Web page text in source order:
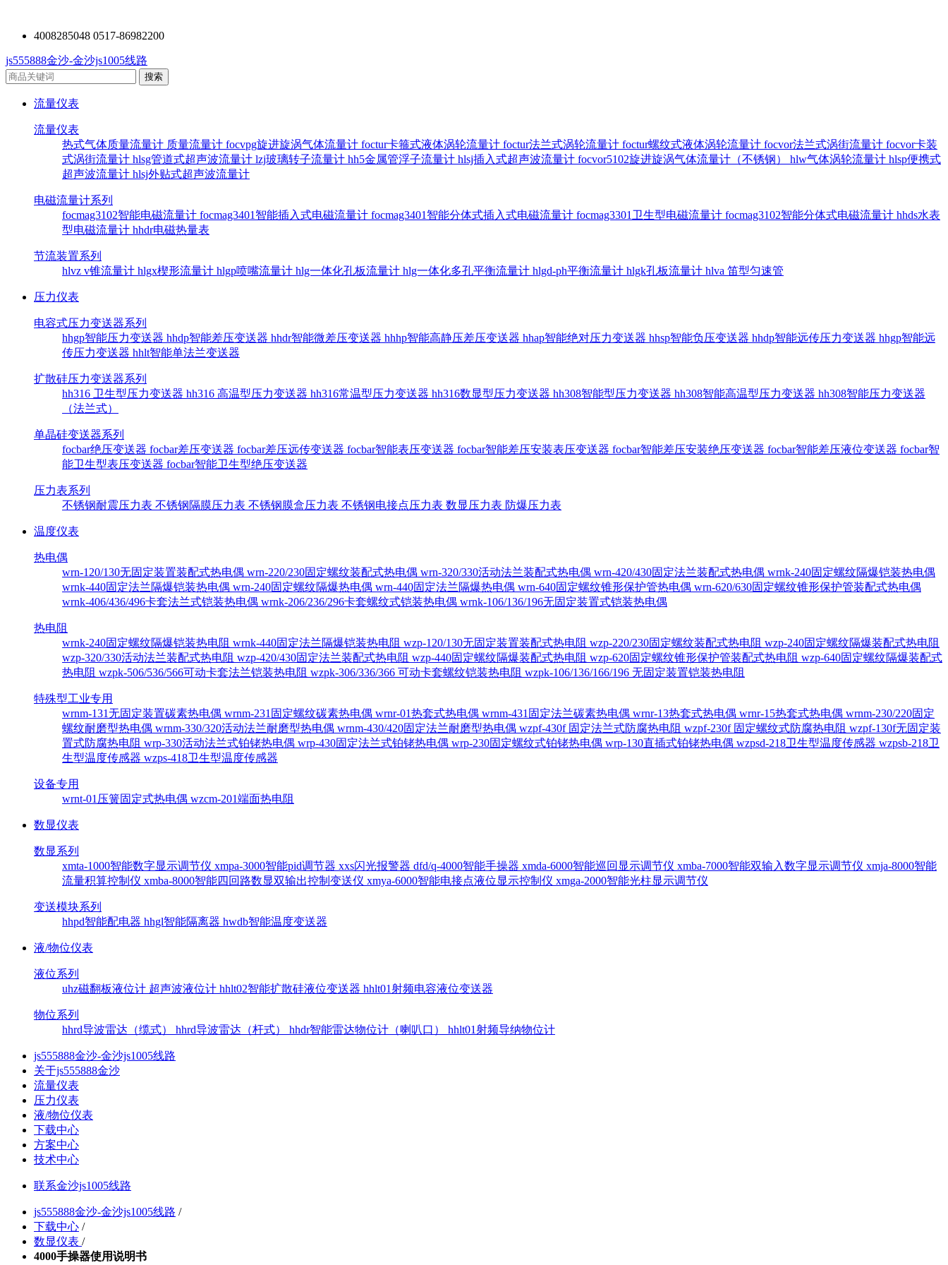
4008285048 0517-86982200
js555888金沙-金沙js1005线路
流量仪表
流量仪表
热式气体质量流量计 质量流量计 focvpg旋进旋涡气体流量计 foctur卡箍式液体涡轮流量计 foctur法兰式涡轮流量计 foctur螺纹式液体涡轮流量计 focvor法兰式涡街流量计 focvor卡装
式涡街流量计 hlsg管道式超声波流量计 lzj玻璃转子流量计 hh5金属管浮子流量计 hlsj插入式超声波流量计 focvor5102旋进旋涡气体流量计（不锈钢） hlw气体涡轮流量计 hlsp便携式
超声波流量计 hlsj外贴式超声波流量计
电磁流量计系列
focmag3102智能电磁流量计 focmag3401智能插入式电磁流量计 focmag3401智能分体式插入式电磁流量计 focmag3301卫生型电磁流量计 focmag3102智能分体式电磁流量计 hhds水表
型电磁流量计 hhdr电磁热量表
节流装置系列
hlvz v锥流量计 hlgx楔形流量计 hlgp喷嘴流量计 hlg一体化孔板流量计 hlg一体化多孔平衡流量计 hlgd-ph平衡流量计 hlgk孔板流量计 hlva 笛型匀速管
压力仪表
电容式压力变送器系列
hhgp智能压力变送器 hhdp智能差压变送器 hhdr智能微差压变送器 hhhp智能高静压差压变送器 hhap智能绝对压力变送器 hhsp智能负压变送器 hhdp智能远传压力变送器 hhgp智能远
传压力变送器 hhlt智能单法兰变送器
扩散硅压力变送器系列
hh316 卫生型压力变送器 hh316 高温型压力变送器 hh316常温型压力变送器 hh316数显型压力变送器 hh308智能型压力变送器 hh308智能高温型压力变送器 hh308智能压力变送器
（法兰式）
单晶硅变送器系列
focbar绝压变送器 focbar差压变送器 focbar差压远传变送器 focbar智能表压变送器 focbar智能差压安装表压变送器 focbar智能差压安装绝压变送器 focbar智能差压液位变送器 focbar智
能卫生型表压变送器 focbar智能卫生型绝压变送器
压力表系列
不锈钢耐震压力表 不锈钢隔膜压力表 不锈钢膜盒压力表 不锈钢电接点压力表 数显压力表 防爆压力表
温度仪表
热电偶
wrn-120/130无固定装置装配式热电偶 wrn-220/230固定螺纹装配式热电偶 wrn-320/330活动法兰装配式热电偶 wrn-420/430固定法兰装配式热电偶 wrnk-240固定螺纹隔爆铠装热电偶
wrnk-440固定法兰隔爆铠装热电偶 wrn-240固定螺纹隔爆热电偶 wrn-440固定法兰隔爆热电偶 wrn-640固定螺纹锥形保护管热电偶 wrn-620/630固定螺纹锥形保护管装配式热电偶
wrnk-406/436/496卡套法兰式铠装热电偶 wrnk-206/236/296卡套螺纹式铠装热电偶 wrnk-106/136/196无固定装置式铠装热电偶
热电阻
wrnk-240固定螺纹隔爆铠装热电阻 wrnk-440固定法兰隔爆铠装热电阻 wzp-120/130无固定装置装配式热电阻 wzp-220/230固定螺纹装配式热电阻 wzp-240固定螺纹隔爆装配式热电阻
wzp-320/330活动法兰装配式热电阻 wzp-420/430固定法兰装配式热电阻 wzp-440固定螺纹隔爆装配式热电阻 wzp-620固定螺纹锥形保护管装配式热电阻 wzp-640固定螺纹隔爆装配式
热电阻 wzpk-506/536/566可动卡套法兰铠装热电阻 wzpk-306/336/366 可动卡套螺纹铠装热电阻 wzpk-106/136/166/196 无固定装置铠装热电阻
特殊型工业专用
wrnm-131无固定装置碳素热电偶 wrnm-231固定螺纹碳素热电偶 wrnr-01热套式热电偶 wrnm-431固定法兰碳素热电偶 wrnr-13热套式热电偶 wrnr-15热套式热电偶 wrnm-230/220固定
螺纹耐磨型热电偶 wrnm-330/320活动法兰耐磨型热电偶 wrnm-430/420固定法兰耐磨型热电偶 wzpf-430f 固定法兰式防腐热电阻 wzpf-230f 固定螺纹式防腐热电阻 wzpf-130f无固定装
置式防腐热电阻 wrp-330活动法兰式铂铑热电偶 wrp-430固定法兰式铂铑热电偶 wrp-230固定螺纹式铂铑热电偶 wrp-130直插式铂铑热电偶 wzpsd-218卫生型温度传感器 wzpsb-218卫
生型温度传感器 wzps-418卫生型温度传感器
设备专用
wrnt-01压簧固定式热电偶 wzcm-201端面热电阻
数显仪表
数显系列
xmta-1000智能数字显示调节仪 xmpa-3000智能pid调节器 xxs闪光报警器 dfd/q-4000智能手操器 xmda-6000智能巡回显示调节仪 xmba-7000智能双输入数字显示调节仪 xmja-8000智能
流量积算控制仪 xmba-8000智能四回路数显双输出控制变送仪 xmya-6000智能电接点液位显示控制仪 xmga-2000智能光柱显示调节仪
变送模块系列
hhpd智能配电器 hhgl智能隔离器 hwdb智能温度变送器
液/物位仪表
液位系列
uhz磁翻板液位计 超声波液位计 hhlt02智能扩散硅液位变送器 hhlt01射频电容液位变送器
物位系列
hhrd导波雷达（缆式） hhrd导波雷达（杆式） hhdr智能雷达物位计（喇叭口） hhlt01射频导纳物位计
js555888金沙-金沙js1005线路
关于js555888金沙
流量仪表
压力仪表
液/物位仪表
下载中心
方案中心
技术中心
联系金沙js1005线路
js555888金沙-金沙js1005线路 /
下载中心 /
数显仪表 /
4000手操器使用说明书